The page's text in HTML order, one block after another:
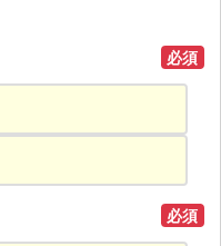
必須
必須